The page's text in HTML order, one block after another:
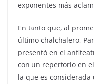
exponentes más
En tanto que, al
último chalchalero,
presentó en el
con un repertorio en
la que es considerada